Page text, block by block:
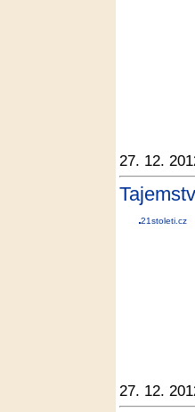
27. 12.
21stoleti.cz
27. 12.